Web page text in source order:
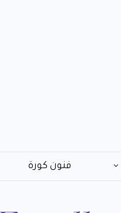
فنون كورة